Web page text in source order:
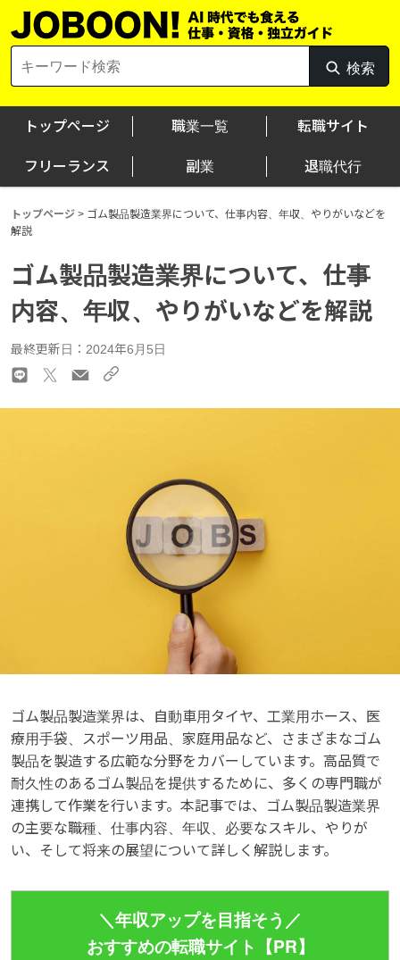
Skip
to
for:
検索
検
索
トップページ 職業一覧 転職サイト
フリーランス 副業 退職代行
トップページ > ゴム製品製造業界について、仕事内容、年収、やりがいなどを
解説
ゴム製品製造業界について、仕事
内容、年収、やりがいなどを解説
最終更新日：2024年6月5日
ゴム製品製造業界は、自動車用タイヤ、工業用ホース、医
療用手袋、スポーツ用品、家庭用品など、さまざまなゴム
製品を製造する広範な分野をカバーしています。高品質で
耐久性のあるゴム製品を提供するために、多くの専門職が
連携して作業を行います。本記事では、ゴム製品製造業界
の主要な職種、仕事内容、年収、必要なスキル、やりが
い、そして将来の展望について詳しく解説します。
＼年収アップを目指そう／
おすすめの転職サイト【PR】